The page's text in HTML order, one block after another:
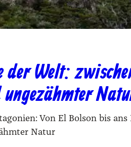
der Welt:
ungezähmter
Von El Bolson bis
Natur